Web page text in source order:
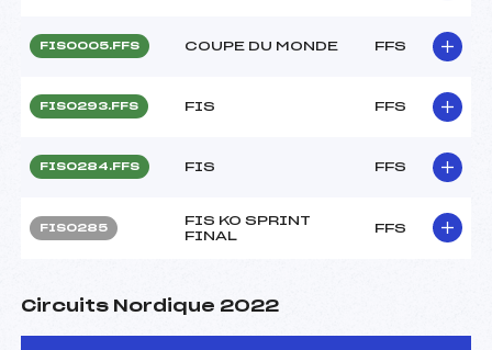
FIS0005.FFS COUPE DU MONDE FFS
FIS0293.FFS FIS FFS
FIS0284.FFS FIS FFS
FIS0285
FIS KO SPRINT
FINAL
FFS
Circuits Nordique 2022